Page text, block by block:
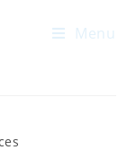
Menu